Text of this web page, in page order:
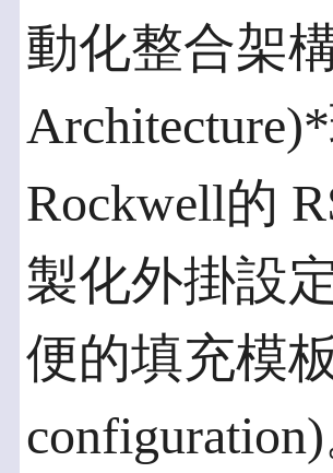
動化整合架
Rockwell的
製化外掛設
便的填充模